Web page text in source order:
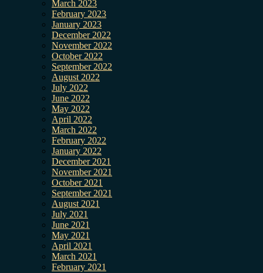
March 2023
February 2023
January 2023
December 2022
November 2022
October 2022
September 2022
August 2022
July 2022
June 2022
May 2022
April 2022
March 2022
February 2022
January 2022
December 2021
November 2021
October 2021
September 2021
August 2021
July 2021
June 2021
May 2021
April 2021
March 2021
February 2021